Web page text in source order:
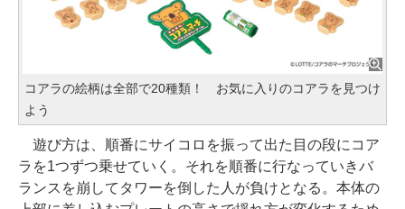
コアラの絵柄は全部で20種類！ お気に入りのコアラを見つけ
よう
遊び方は、順番にサイコロを振って出た目の段にコア
ラを1つずつ乗せていく。それを順番に行なっていきバ
ランスを崩してタワーを倒した人が負けとなる。本体の